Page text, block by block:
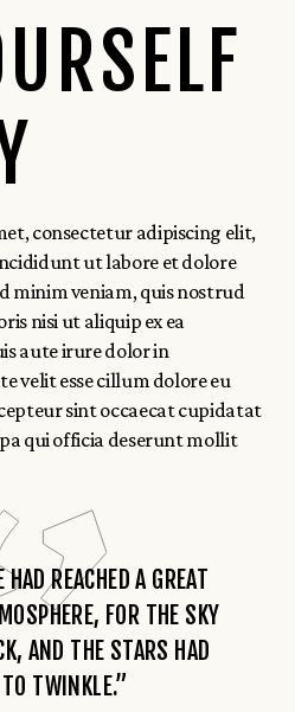
consectetur adipiscing elit,
ut labore et dolore
minim veniam, quis nostrud
nisi ut aliquip ex ea
aute irure dolor in
velit esse cillum dolore eu
sint occaecat cupidatat
qui officia deserunt mollit
REACHED A GREAT
FOR THE SKY
AND THE STARS HAD
TWINKLE.”